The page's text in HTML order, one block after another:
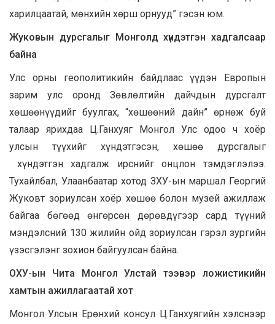
харилцаатай, мөнхийн хөрш орнууд” гэсэн юм.
Жуковын дурсгалыг Монголд хүндэтгэн хадгалсаар
байна
Улс орны геополитикийн байдлаас үүдэн Европын
зарим улс оронд Зөвлөлтийн дайчдын дурсгалт
хөшөөнүүдийг буулгах, “хөшөөний дайн” өрнөж буй
талаар ярихдаа Ц.Ганхуяг Монгол Улс одоо ч хоёр
улсын түүхийг хүндэтгэсэн, хөшөө дурсгалыг
хүндэтгэн хадгалж ирснийг онцлон тэмдэглэлээ.
Тухайлбал, Улаанбаатар хотод ЗХУ-ын маршал Георгий
Жуковт зориулсан хоёр хөшөө болон музей ажиллаж
байгаа бөгөөд өнгөрсөн дөрөвдүгээр сард түүний
мэндэлсний 130 жилийн ойд зориулсан гэрэл зургийн
үзэсгэлэнг зохион байгуулсан байна.
ОХУ-ын Чита Монгол Улстай тээвэр ложистикийн
хамтын ажиллагаатай хот
Монгол Улсын Ерөнхий консул Ц.Ганхуягийн хэлснээр